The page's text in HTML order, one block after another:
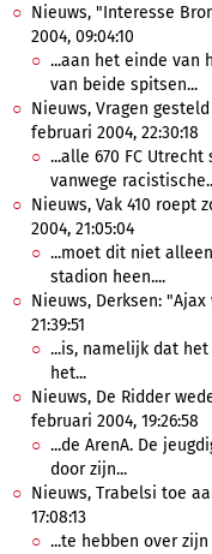
Nieuws, "Interesse
2004, 09:04:10
...aan het einde van
van beide spitsen...
Nieuws, Vragen
februari 2004, 22:30:18
...alle 670 FC
vanwege
Nieuws, Vak 410 roept
2004, 21:05:04
...moet dit niet
stadion heen....
Nieuws, Derksen:
21:39:51
...is, namelijk dat het
het...
Nieuws, De Ridder
februari 2004, 19:26:58
...de ArenA. De
door zijn...
Nieuws, Trabelsi toe
17:08:13
...te hebben over